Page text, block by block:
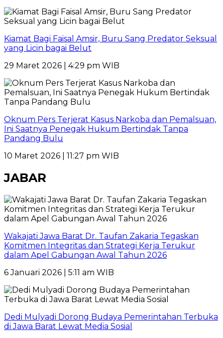
Kiamat Bagi Faisal Amsir, Buru Sang Predator Seksual
yang Licin bagai Belut
29 Maret 2026 | 4:29 pm WIB
Oknum Pers Terjerat Kasus Narkoba dan Pemalsuan,
Ini Saatnya Penegak Hukum Bertindak Tanpa
Pandang Bulu
10 Maret 2026 | 11:27 pm WIB
JABAR
Wakajati Jawa Barat Dr. Taufan Zakaria Tegaskan
Komitmen Integritas dan Strategi Kerja Terukur
dalam Apel Gabungan Awal Tahun 2026
6 Januari 2026 | 5:11 am WIB
Dedi Mulyadi Dorong Budaya Pemerintahan Terbuka
di Jawa Barat Lewat Media Sosial